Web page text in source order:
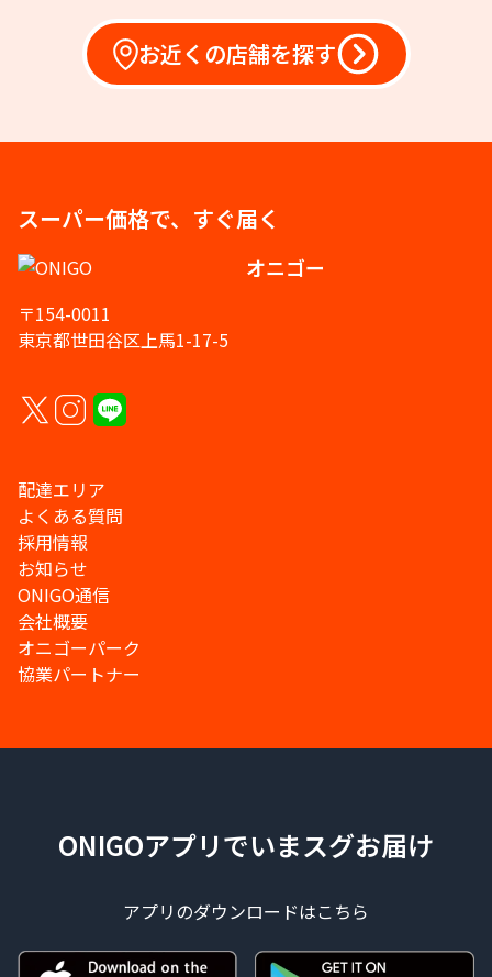
お近くの店舗を探す
スーパー価格で、すぐ届く
オニゴー
〒154-0011
東京都世田谷区上馬1-17-5
配達エリア
よくある質問
採用情報
お知らせ
ONIGO通信
会社概要
オニゴーパーク
協業パートナー
ONIGOアプリでいまスグお届け
アプリのダウンロードはこちら